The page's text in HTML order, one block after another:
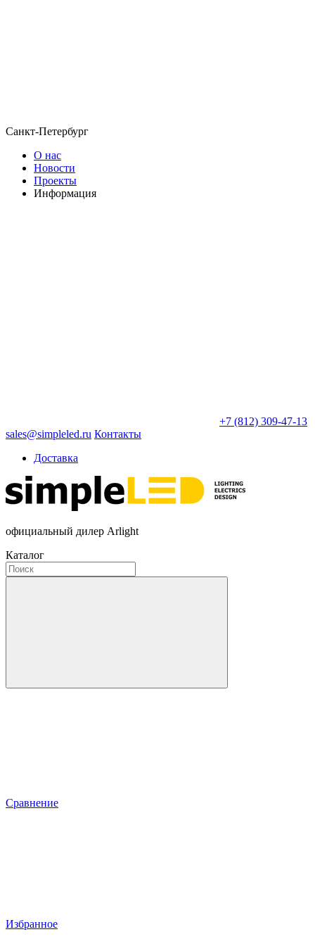
Санкт-Петербург
О нас
Новости
Проекты
Информация
+7 (812) 309-47-13
sales@simpleled.ru Контакты
Доставка
официальный дилер Arlight
Каталог
Сравнение
Избранное